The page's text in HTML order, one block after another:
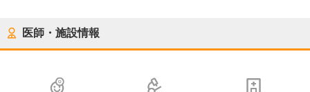
医師・施設情報